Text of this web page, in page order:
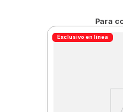
Para
Exclusivo en línea